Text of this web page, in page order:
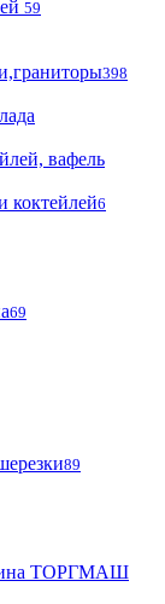
59
398
вафель
коктейлей6
69
89